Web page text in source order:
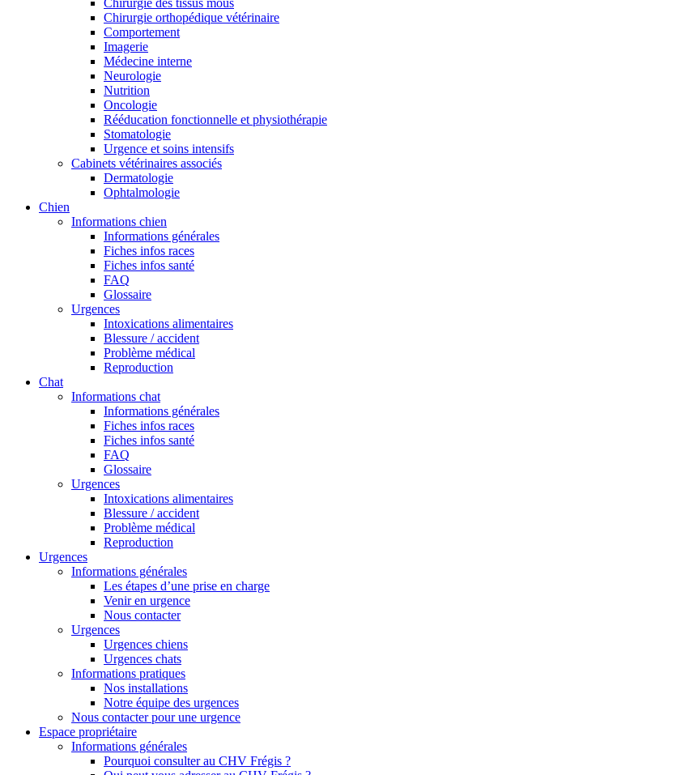
Chirurgie des tissus mous
Chirurgie orthopédique vétérinaire
Comportement
Imagerie
Médecine interne
Neurologie
Nutrition
Oncologie
Rééducation fonctionnelle et physiothérapie
Stomatologie
Urgence et soins intensifs
Cabinets vétérinaires associés
Dermatologie
Ophtalmologie
Chien
Informations chien
Informations générales
Fiches infos races
Fiches infos santé
FAQ
Glossaire
Urgences
Intoxications alimentaires
Blessure / accident
Problème médical
Reproduction
Chat
Informations chat
Informations générales
Fiches infos races
Fiches infos santé
FAQ
Glossaire
Urgences
Intoxications alimentaires
Blessure / accident
Problème médical
Reproduction
Urgences
Informations générales
Les étapes d’une prise en charge
Venir en urgence
Nous contacter
Urgences
Urgences chiens
Urgences chats
Informations pratiques
Nos installations
Notre équipe des urgences
Nous contacter pour une urgence
Espace propriétaire
Informations générales
Pourquoi consulter au CHV Frégis ?